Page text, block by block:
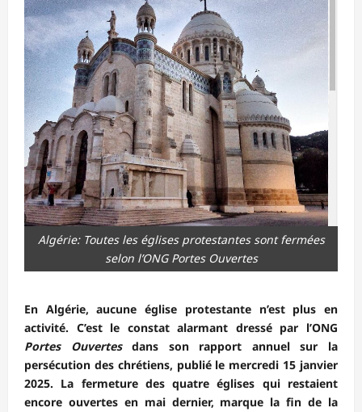
Algérie: Toutes les églises protestantes sont fermées
selon l’ONG Portes Ouvertes
En Algérie, aucune église protestante n’est plus en
activité. C’est le constat alarmant dressé par l’ONG
Portes Ouvertesdans son rapport annuel sur la
persécution des chrétiens, publié le mercredi 15 janvier
2025. La fermeture des quatre églises qui restaient
encore ouvertes en mai dernier, marque la fin de la